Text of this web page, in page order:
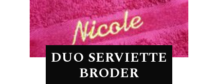
DUO SERVIETTE
BRODER